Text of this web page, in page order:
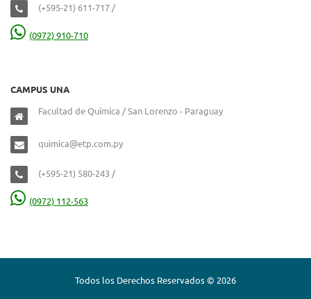
(+595-21) 611-717 /
(0972) 910-710
CAMPUS UNA
Facultad de Química / San Lorenzo - Paraguay
quimica@etp.com.py
(+595-21) 580-243 /
(0972) 112-563
Todos los Derechos Reservados © 2026